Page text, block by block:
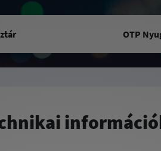
OTP